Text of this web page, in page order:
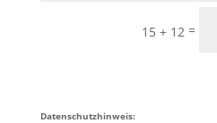
15 + 12 =
Datenschutzhinweis: